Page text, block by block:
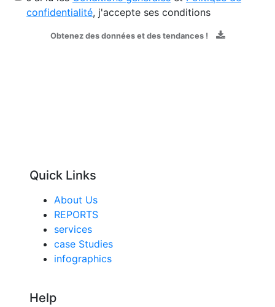
confidentialité, j'accepte ses conditions
Obtenez des données et des tendances !
Quick Links
About Us
REPORTS
services
case Studies
infographics
Help